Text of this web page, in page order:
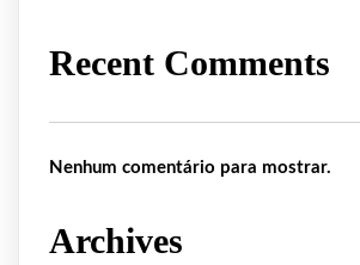
Recent Comments
Nenhum comentário para mostrar.
Archives